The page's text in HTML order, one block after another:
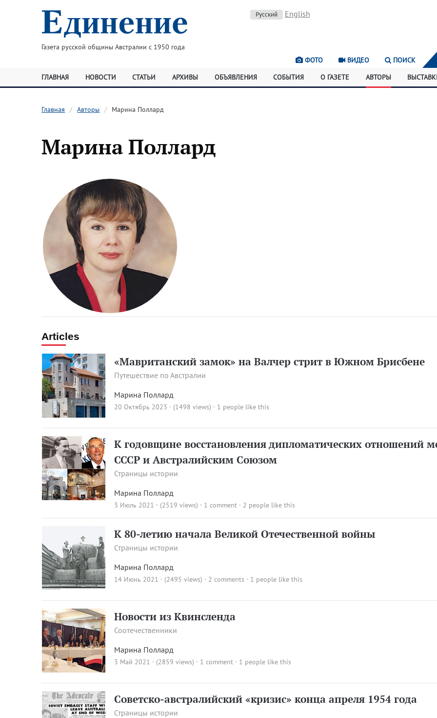
Газета русской общины Австралии с 1950 года
Русский English
ФОТО ВИДЕО
ПОИСК
ГЛАВНАЯ
НОВОСТИ СТАТЬИ АРХИВЫ ОБЪЯВЛЕНИЯ СОБЫТИЯ О ГАЗЕТЕ АВТОРЫ
Главная Авторы Марина Поллард
Марина Поллард
Articles
«Мавританский замок» на Валчер стрит в Южном Брисбене
Путешествие по Австралии
Марина Поллард
20 Октябрь 2023 · (1498 views) · 1 people like this
К годовщине восстановления дипломатических отношений
СССР и Австралийским Союзом
Страницы истории
Марина Поллард
3 Июль 2021 · (2519 views) · 1 comment · 2 people like this
К 80-летию начала Великой Отечественной войны
Страницы истории
Марина Поллард
14 Июнь 2021 · (2495 views) · 2 comments · 1 people like this
Новости из Квинсленда
Соотечественники
Марина Поллард
3 Май 2021 · (2859 views) · 1 comment · 1 people like this
Советско-австралийский «кризис» конца апреля 1954 года
Страницы истории